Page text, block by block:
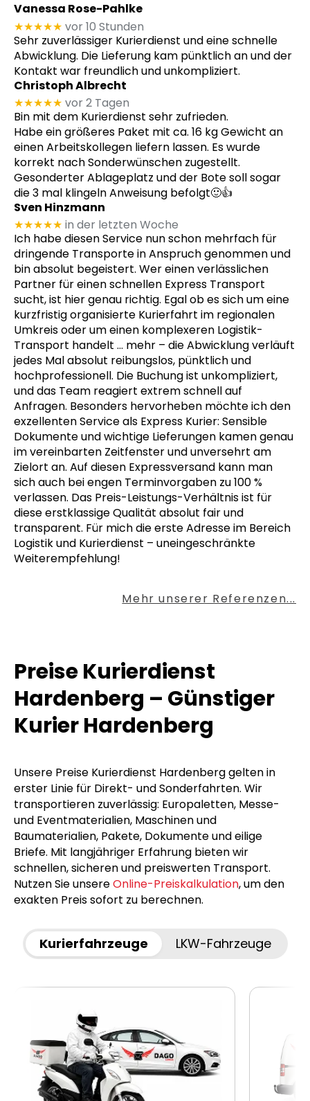
Vanessa Rose-Pahlke
★★★★★ vor 10 Stunden
Sehr zuverlässiger Kurierdienst und eine schnelle
Abwicklung. Die Lieferung kam pünktlich an und der
Kontakt war freundlich und unkompliziert.
Christoph Albrecht
★★★★★ vor 2 Tagen
Bin mit dem Kurierdienst sehr zufrieden.
Habe ein größeres Paket mit ca. 16 kg Gewicht an
einen Arbeitskollegen liefern lassen. Es wurde
korrekt nach Sonderwünschen zugestellt.
Gesonderter Ablageplatz und der Bote soll sogar
die 3 mal klingeln Anweisung befolgt🙂👍
Sven Hinzmann
★★★★★ in der letzten Woche
Ich habe diesen Service nun schon mehrfach für
dringende Transporte in Anspruch genommen und
bin absolut begeistert. Wer einen verlässlichen
Partner für einen schnellen Express Transport
sucht, ist hier genau richtig. Egal ob es sich um eine
kurzfristig organisierte Kurierfahrt im regionalen
Umkreis oder um einen komplexeren Logistik-
Transport handelt … mehr – die Abwicklung verläuft
jedes Mal absolut reibungslos, pünktlich und
hochprofessionell. Die Buchung ist unkompliziert,
und das Team reagiert extrem schnell auf
Anfragen. Besonders hervorheben möchte ich den
exzellenten Service als Express Kurier: Sensible
Dokumente und wichtige Lieferungen kamen genau
im vereinbarten Zeitfenster und unversehrt am
Zielort an. Auf diesen Expressversand kann man
sich auch bei engen Terminvorgaben zu 100 %
verlassen. Das Preis-Leistungs-Verhältnis ist für
diese erstklassige Qualität absolut fair und
transparent. Für mich die erste Adresse im Bereich
Logistik und Kurierdienst – uneingeschränkte
Weiterempfehlung!
Mehr unserer Referenzen...
Preise Kurierdienst
Hardenberg – Günstiger
Kurier Hardenberg
Unsere Preise Kurierdienst Hardenberg gelten in
erster Linie für Direkt- und Sonderfahrten. Wir
transportieren zuverlässig: Europaletten, Messe-
und Eventmaterialien, Maschinen und
Baumaterialien, Pakete, Dokumente und eilige
Briefe. Mit langjähriger Erfahrung bieten wir
schnellen, sicheren und preiswerten Transport.
Nutzen Sie unsereOnline-Preiskalkulation, um den
exakten Preis sofort zu berechnen.
Kurierfahrzeuge LKW-Fahrzeuge